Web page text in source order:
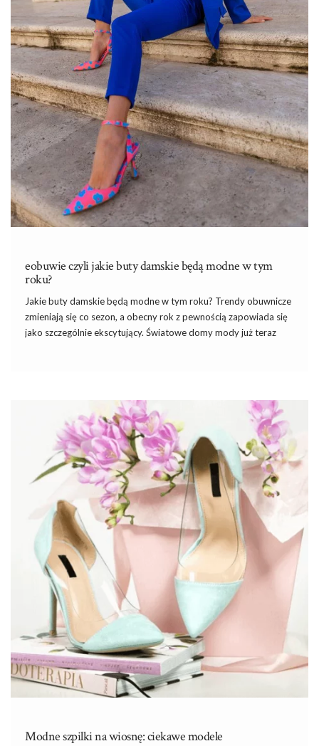
eobuwie czyli jakie buty damskie będą modne w tym
roku?
Jakie buty damskie będą modne w tym roku? Trendy obuwnicze
zmieniają się co sezon, a obecny rok z pewnością zapowiada się
jako szczególnie ekscytujący. Światowe domy mody już teraz
mody, najczęściej wyszukiwane modele oraz ofertę pięciu
czołowych sklepów obuwniczych w Polsce.
Główne trendy obuwnicze obecnym roku
a. Zrównoważona moda i ekologia
Świat mody z pewnością zmierza w stronę …
Modne szpilki na wiosnę: ciekawe modele